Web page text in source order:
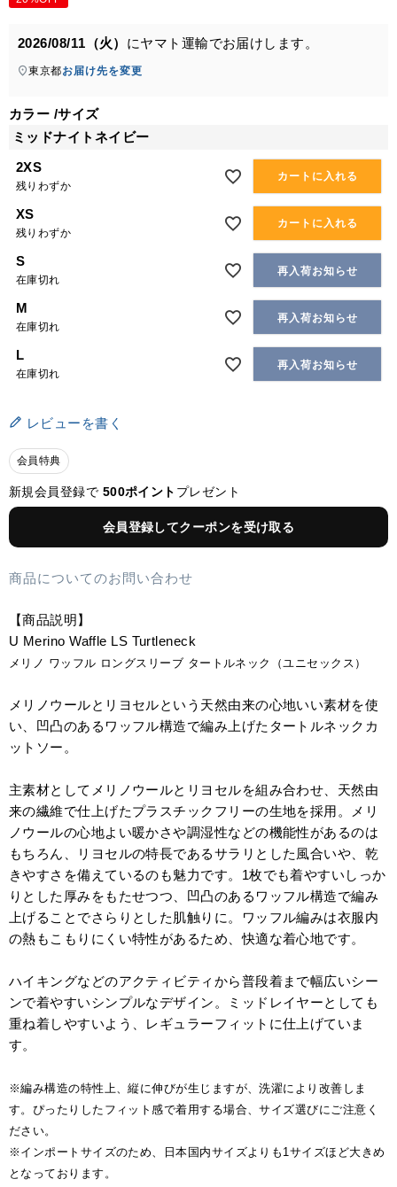
2026/08/11（火） にヤマト運輸でお届けします。
東京都お届け先を変更
カラー サイズ
ミッドナイトネイビー
2XS
残りわずか
カートに入れる
XS
残りわずか
カートに入れる
S
在庫切れ
再入荷お知らせ
M
在庫切れ
再入荷お知らせ
L
在庫切れ
再入荷お知らせ
レビューを書く
会員特典
新規会員登録で 500ポイント プレゼント
会員登録してクーポンを受け取る
商品についてのお問い合わせ
【商品説明】
U Merino Waffle LS Turtleneck
メリノ ワッフル ロングスリーブ タートルネック（ユニセックス）
メリノウールとリヨセルという天然由来の心地いい素材を使
い、凹凸のあるワッフル構造で編み上げたタートルネックカ
ットソー。
主素材としてメリノウールとリヨセルを組み合わせ、天然由
来の繊維で仕上げたプラスチックフリーの生地を採用。メリ
ノウールの心地よい暖かさや調湿性などの機能性があるのは
もちろん、リヨセルの特長であるサラリとした風合いや、乾
きやすさを備えているのも魅力です。1枚でも着やすいしっか
りとした厚みをもたせつつ、凹凸のあるワッフル構造で編み
上げることでさらりとした肌触りに。ワッフル編みは衣服内
の熱もこもりにくい特性があるため、快適な着心地です。
ハイキングなどのアクティビティから普段着まで幅広いシー
ンで着やすいシンプルなデザイン。ミッドレイヤーとしても
重ね着しやすいよう、レギュラーフィットに仕上げていま
す。
※編み構造の特性上、縦に伸びが生じますが、洗濯により改善しま
す。ぴったりしたフィット感で着用する場合、サイズ選びにご注意く
ださい。
※インポートサイズのため、日本国内サイズよりも1サイズほど大きめ
となっております。